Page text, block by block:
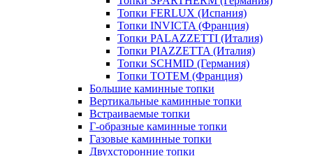
Топки FERLUX (Испания)
Топки INVICTA (Франция)
Топки PALAZZETTI (Италия)
Топки PIAZZETTA (Италия)
Топки SCHMID (Германия)
Топки TOTEM (Франция)
Большие каминные топки
Вертикальные каминные топки
Встраиваемые топки
Г-образные каминные топки
Газовые каминные топки
Двухсторонние топки